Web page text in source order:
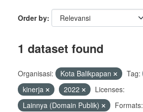
Order by
1 dataset found
Organisasi: Kota Balikpapan Tag:
kinerja
2022
Licenses:
Lainnya (Domain Publik)
Formats: